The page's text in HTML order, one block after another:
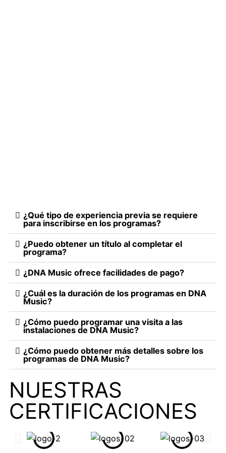
¿Qué tipo de experiencia previa se requiere
para inscribirse en los programas?
¿Puedo obtener un título al completar el
programa?
¿DNA Music ofrece facilidades de pago?
¿Cuál es la duración de los programas en DNA
Music?
¿Cómo puedo programar una visita a las
instalaciones de DNA Music?
¿Cómo puedo obtener más detalles sobre los
programas de DNA Music?
NUESTRAS
CERTIFICACIONES